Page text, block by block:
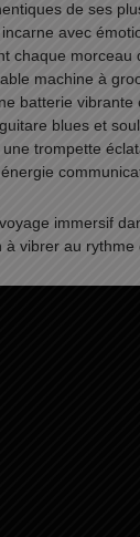
de ses
avec
chaque
machine à
batterie
blues et
trompette
voyage immersif
vibrer au